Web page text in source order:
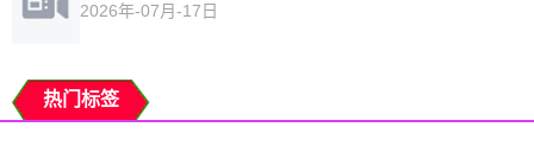
2026年-07月-17日
热门标签